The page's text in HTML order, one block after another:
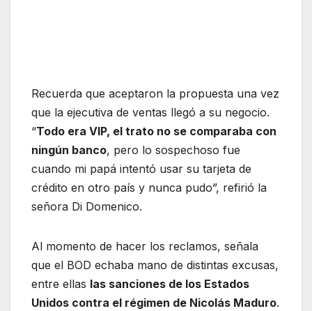
Recuerda que aceptaron la propuesta una vez
que la ejecutiva de ventas llegó a su negocio.
“Todo era VIP, el trato no se comparaba con
ningún banco, pero lo sospechoso fue
cuando mi papá intentó usar su tarjeta de
crédito en otro país y nunca pudo”, refirió la
señora Di Domenico.
Al momento de hacer los reclamos, señala
que el BOD echaba mano de distintas excusas,
entre ellas las sanciones de los Estados
Unidos contra el régimen de Nicolás Maduro.